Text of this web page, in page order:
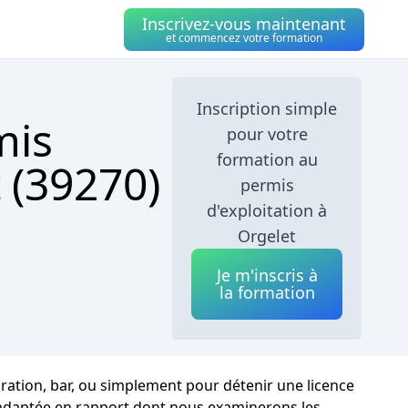
Inscrivez-vous maintenant
et commencez votre formation
Inscription simple
pour votre
formation au
permis
d'exploitation à
Orgelet
Je m'inscris à
la formation
bar, ou simplement pour détenir une licence